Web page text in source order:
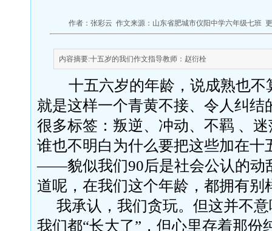
作者：张彩云 作文来源：山东省肥城市仪阳中学六年级七班
内容摘要:十五岁的我们作文指导教师：赵衍栓
十五六岁的年龄，说成熟也
就是这样一个青黄不接、令人纠结
很多标签：叛逆、冲动、不羁 、
谁也不明白为什么要把这些加在十
——貌似我们90后是社会公认的动
道呢，在我们这个年龄，都拥有别
我承认，我们贪玩。但这并不
我们都“长大了”，但心里存着那份